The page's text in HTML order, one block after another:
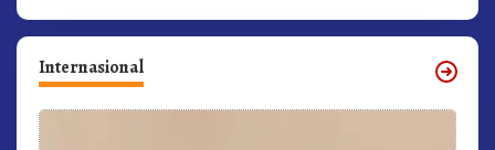
Internasional